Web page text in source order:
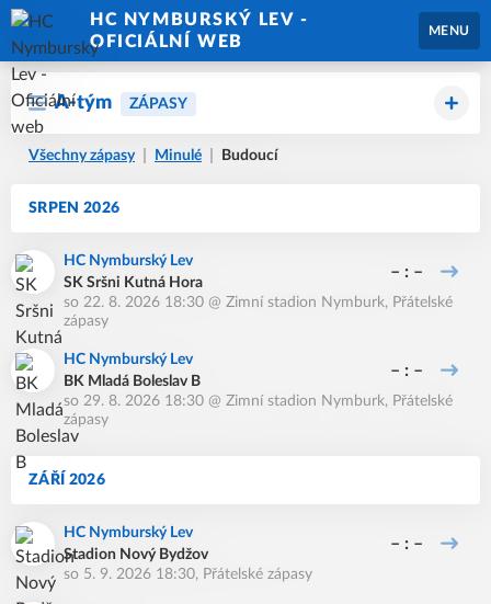
HC NYMBURSKÝ LEV -
OFICIÁLNÍ WEB
MENU
A-tým ZÁPASY
Všechny zápasy Minulé Budoucí
SRPEN 2026
HC Nymburský Lev
SK Sršni Kutná Hora
– : –
so 22. 8. 2026 18:30 @ Zimní stadion Nymburk, Přátelské
zápasy
HC Nymburský Lev
BK Mladá Boleslav B
– : –
so 29. 8. 2026 18:30 @ Zimní stadion Nymburk, Přátelské
zápasy
ZÁŘÍ 2026
HC Nymburský Lev
Stadion Nový Bydžov
– : –
so 5. 9. 2026 18:30, Přátelské zápasy